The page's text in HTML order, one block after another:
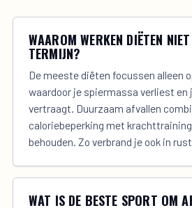
WAAROM WERKEN DIËTEN
TERMIJN?
De meeste diëten focussen alleen
waardoor je spiermassa verliest
vertraagt. Duurzaam afvallen
caloriebeperking met
behouden. Zo verbrand je ook in
WAT IS DE BESTE SPORT OM